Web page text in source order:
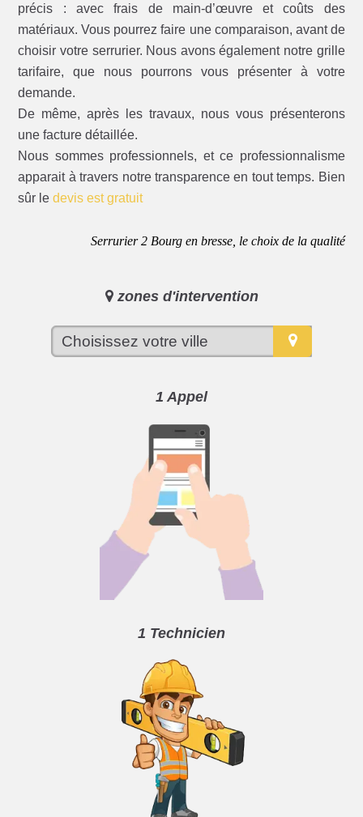
précis : avec frais de main-d’œuvre et coûts des
matériaux. Vous pourrez faire une comparaison, avant de
choisir votre serrurier. Nous avons également notre grille
tarifaire, que nous pourrons vous présenter à votre
demande.
De même, après les travaux, nous vous présenterons
une facture détaillée.
Nous sommes professionnels, et ce professionnalisme
apparait à travers notre transparence en tout temps. Bien
sûr ledevis est gratuit
Serrurier 2 Bourg en bresse, le choix de la qualité
zones d'intervention
1 Appel
1 Technicien